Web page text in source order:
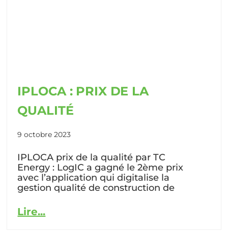
IPLOCA : PRIX DE LA
QUALITÉ
9 octobre 2023
IPLOCA prix de la qualité par TC
Energy : LogIC a gagné le 2ème prix
avec l’application qui digitalise la
gestion qualité de construction de
Lire...